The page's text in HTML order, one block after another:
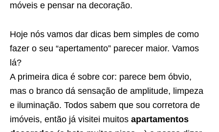
móveis e pensar na decoração.
Hoje nós vamos dar dicas bem simples de como
fazer o seu “apertamento” parecer maior. Vamos
lá?
A primeira dica é sobre cor: parece bem óbvio,
mas o branco dá sensação de amplitude, limpeza
e iluminação. Todos sabem que sou corretora de
imóveis, então já visitei muitos apartamentos